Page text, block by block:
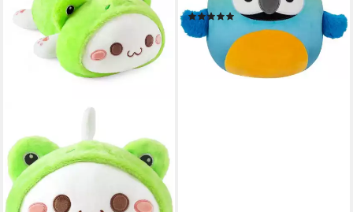
(3)
ab 17,89 €
lieferbar - in 3-4 Werktagen bei dir